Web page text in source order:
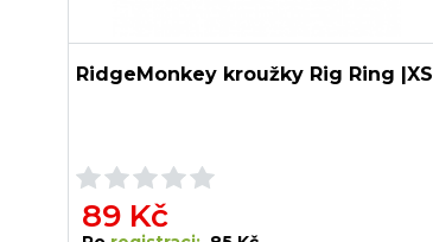
RidgeMonkey kroužky Rig Ring |XS
89 Kč